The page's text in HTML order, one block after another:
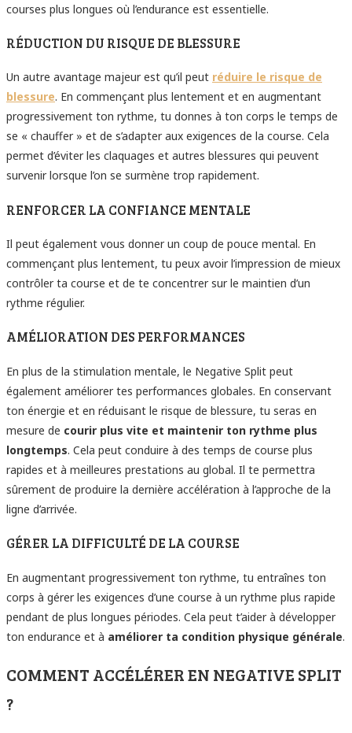
courses plus longues où l’endurance est essentielle.
RÉDUCTION DU RISQUE DE BLESSURE
Un autre avantage majeur est qu’il peut réduire le risque de
blessure. En commençant plus lentement et en augmentant
progressivement ton rythme, tu donnes à ton corps le temps de
se « chauffer » et de s’adapter aux exigences de la course. Cela
permet d’éviter les claquages et autres blessures qui peuvent
survenir lorsque l’on se surmène trop rapidement.
RENFORCER LA CONFIANCE MENTALE
Il peut également vous donner un coup de pouce mental. En
commençant plus lentement, tu peux avoir l’impression de mieux
contrôler ta course et de te concentrer sur le maintien d’un
rythme régulier.
AMÉLIORATION DES PERFORMANCES
En plus de la stimulation mentale, le Negative Split peut
également améliorer tes performances globales. En conservant
ton énergie et en réduisant le risque de blessure, tu seras en
mesure de courir plus vite et maintenir ton rythme plus
longtemps. Cela peut conduire à des temps de course plus
rapides et à meilleures prestations au global. Il te permettra
sûrement de produire la dernière accélération à l’approche de la
ligne d’arrivée.
GÉRER LA DIFFICULTÉ DE LA COURSE
En augmentant progressivement ton rythme, tu entraînes ton
corps à gérer les exigences d’une course à un rythme plus rapide
pendant de plus longues périodes. Cela peut t’aider à développer
ton endurance et à améliorer ta condition physique générale.
COMMENT ACCÉLÉRER EN NEGATIVE SPLIT
?